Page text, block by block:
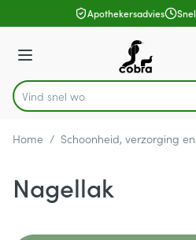
Ga naar de inhoudApothekersadvies
Menu
Product, merk, categorie...
Vind snel wondve
Home / Schoonheid, verzorging
Nagellak